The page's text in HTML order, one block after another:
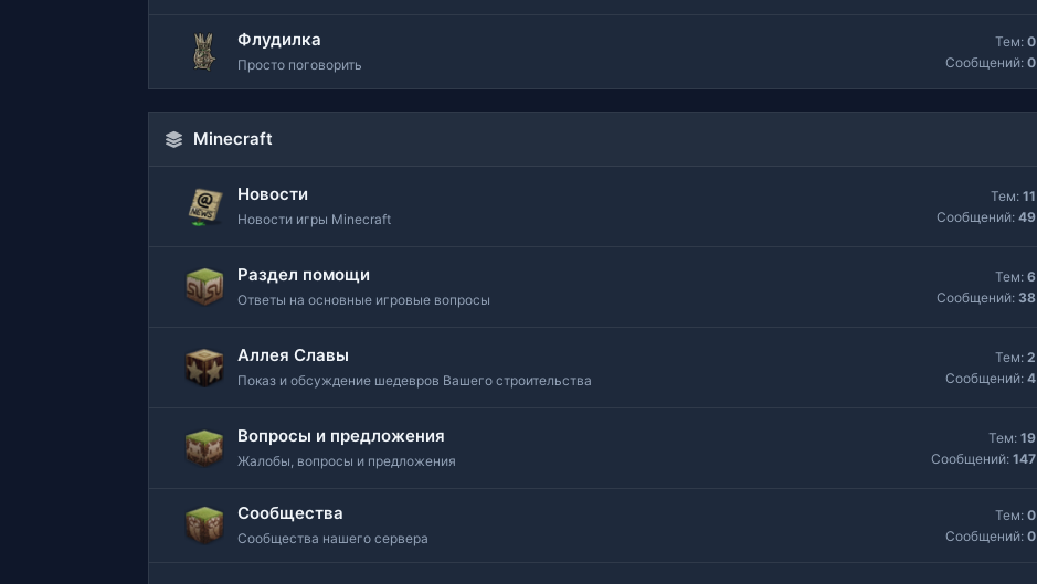
Флудилка
Просто поговорить
Тем: 0
Сообщений: 0
Minecraft
Новости
Новости игры Minecraft
Тем: 11
Сообщений: 49
Раздел помощи
Ответы на основные игровые вопросы
Тем: 6
Сообщений: 38
Аллея Славы
Показ и обсуждение шедевров Вашего строительства
Тем: 2
Сообщений: 4
Вопросы и предложения
Жалобы, вопросы и предложения
Тем: 19
Сообщений: 147
Сообщества
Сообщества нашего сервера
Тем: 0
Сообщений: 0